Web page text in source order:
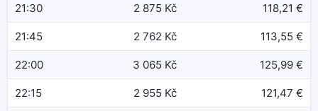
21:30 2 875 Kč 118,21 €
21:45 2 762 Kč 113,55 €
22:00 3 065 Kč 125,99 €
22:15 2 955 Kč 121,47 €